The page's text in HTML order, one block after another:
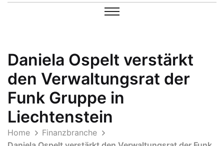
Daniela Ospelt verstärkt
den Verwaltungsrat der
Funk Gruppe in
Liechtenstein
Home
Finanzbranche